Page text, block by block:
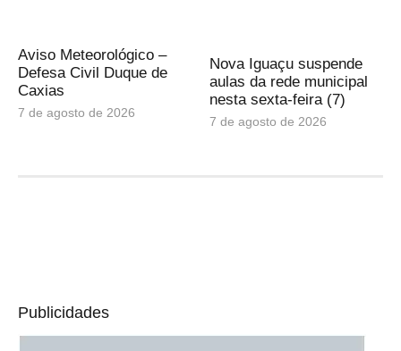
Aviso Meteorológico –
Defesa Civil Duque de
Caxias
7 de agosto de 2026
Nova Iguaçu suspende
aulas da rede municipal
nesta sexta-feira (7)
7 de agosto de 2026
Publicidades